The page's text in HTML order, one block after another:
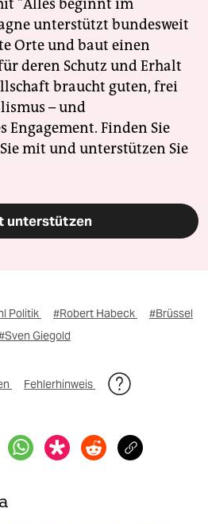
"Alles beginnt im
unterstützt bundesweit
Orte und baut einen
deren Schutz und Erhalt
braucht guten, frei
– und
Engagement. Finden Sie
mit und unterstützen Sie
unterstützen
Politik #Robert Habeck
#Brüssel
Giegold
Fehlerhinweis